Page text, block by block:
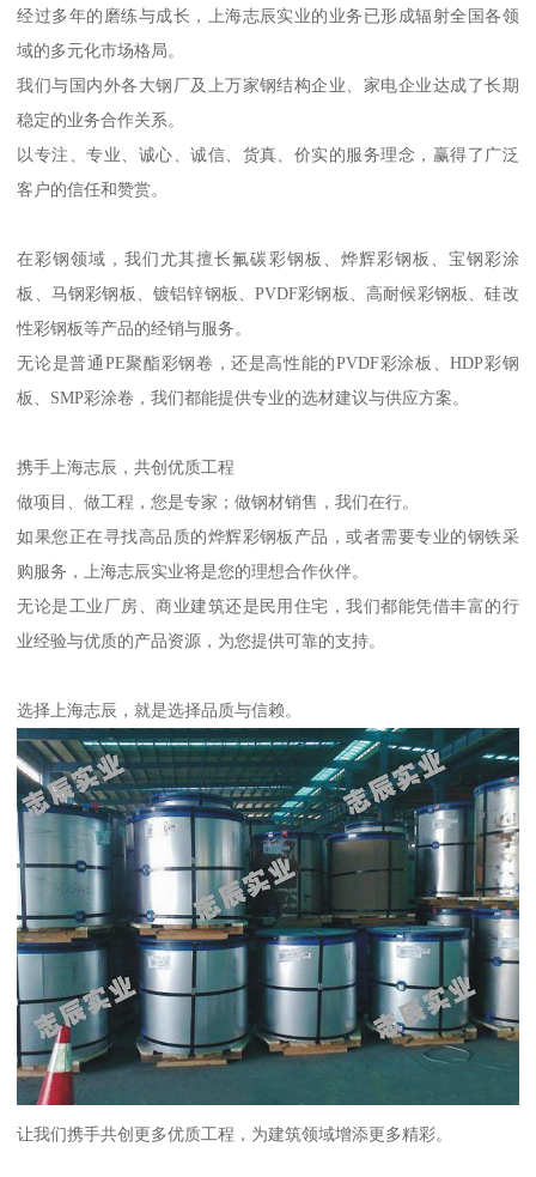
经过多年的磨练与成长，上海志辰实业的业务已形成辐射全国各领
域的多元化市场格局。
我们与国内外各大钢厂及上万家钢结构企业、家电企业达成了长期
稳定的业务合作关系。
以专注、专业、诚心、诚信、货真、价实的服务理念，赢得了广泛
客户的信任和赞赏。
在彩钢领域，我们尤其擅长氟碳彩钢板、烨辉彩钢板、宝钢彩涂
板、马钢彩钢板、镀铝锌钢板、PVDF彩钢板、高耐候彩钢板、硅改
性彩钢板等产品的经销与服务。
无论是普通PE聚酯彩钢卷，还是高性能的PVDF彩涂板、HDP彩钢
板、SMP彩涂卷，我们都能提供专业的选材建议与供应方案。
携手上海志辰，共创优质工程
做项目、做工程，您是专家；做钢材销售，我们在行。
如果您正在寻找高品质的烨辉彩钢板产品，或者需要专业的钢铁采
购服务，上海志辰实业将是您的理想合作伙伴。
无论是工业厂房、商业建筑还是民用住宅，我们都能凭借丰富的行
业经验与优质的产品资源，为您提供可靠的支持。
选择上海志辰，就是选择品质与信赖。
让我们携手共创更多优质工程，为建筑领域增添更多精彩。